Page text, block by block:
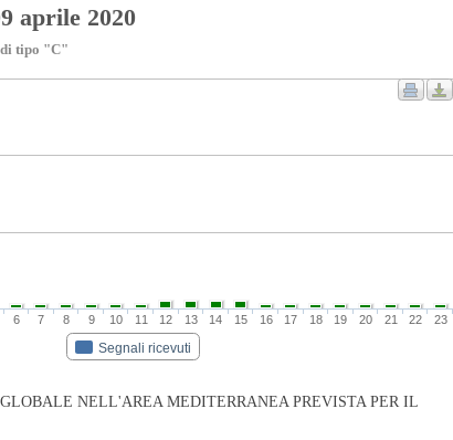
aprile 2020
tipo "C"
Segnali ricevuti
6 7 8 9 10 11 12 13 14 15 16 17 18 19 20 21 22 23
NELL'AREA MEDITERRANEA PREVISTA PER IL